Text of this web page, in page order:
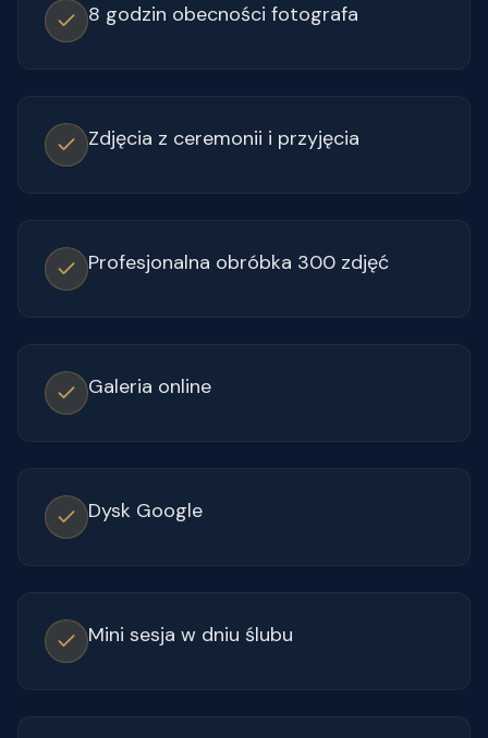
8 godzin obecności fotografa
Zdjęcia z ceremonii i przyjęcia
Profesjonalna obróbka 300 zdjęć
Galeria online
Dysk Google
Mini sesja w dniu ślubu